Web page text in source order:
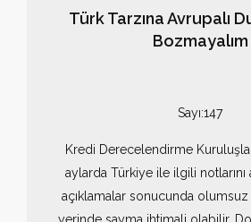
Türk Tarzına Avrupalı
Bozmayalım
Sayı:147
Kredi Derecelendirme
aylarda Türkiye ile ilgili notlarını
açıklamalar sonucunda